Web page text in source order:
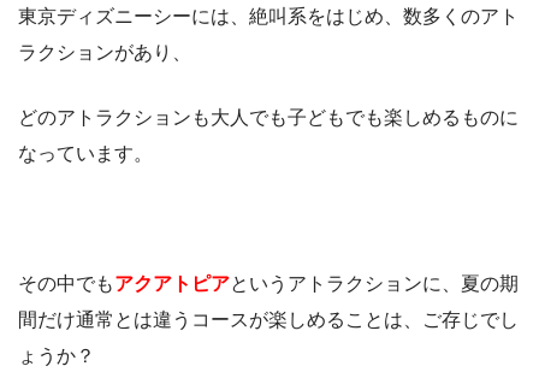
東京ディズニーシーには、絶叫系をはじめ、数多くのアト
ラクションがあり、
どのアトラクションも大人でも子どもでも楽しめるものに
なっています。
その中でもアクアトピアというアトラクションに、夏の期
間だけ通常とは違うコースが楽しめることは、ご存じでし
ょうか？